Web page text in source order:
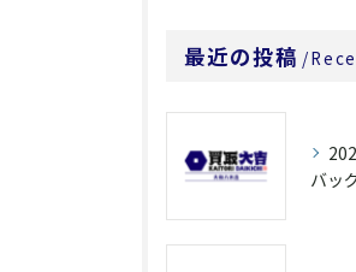
最近の投稿